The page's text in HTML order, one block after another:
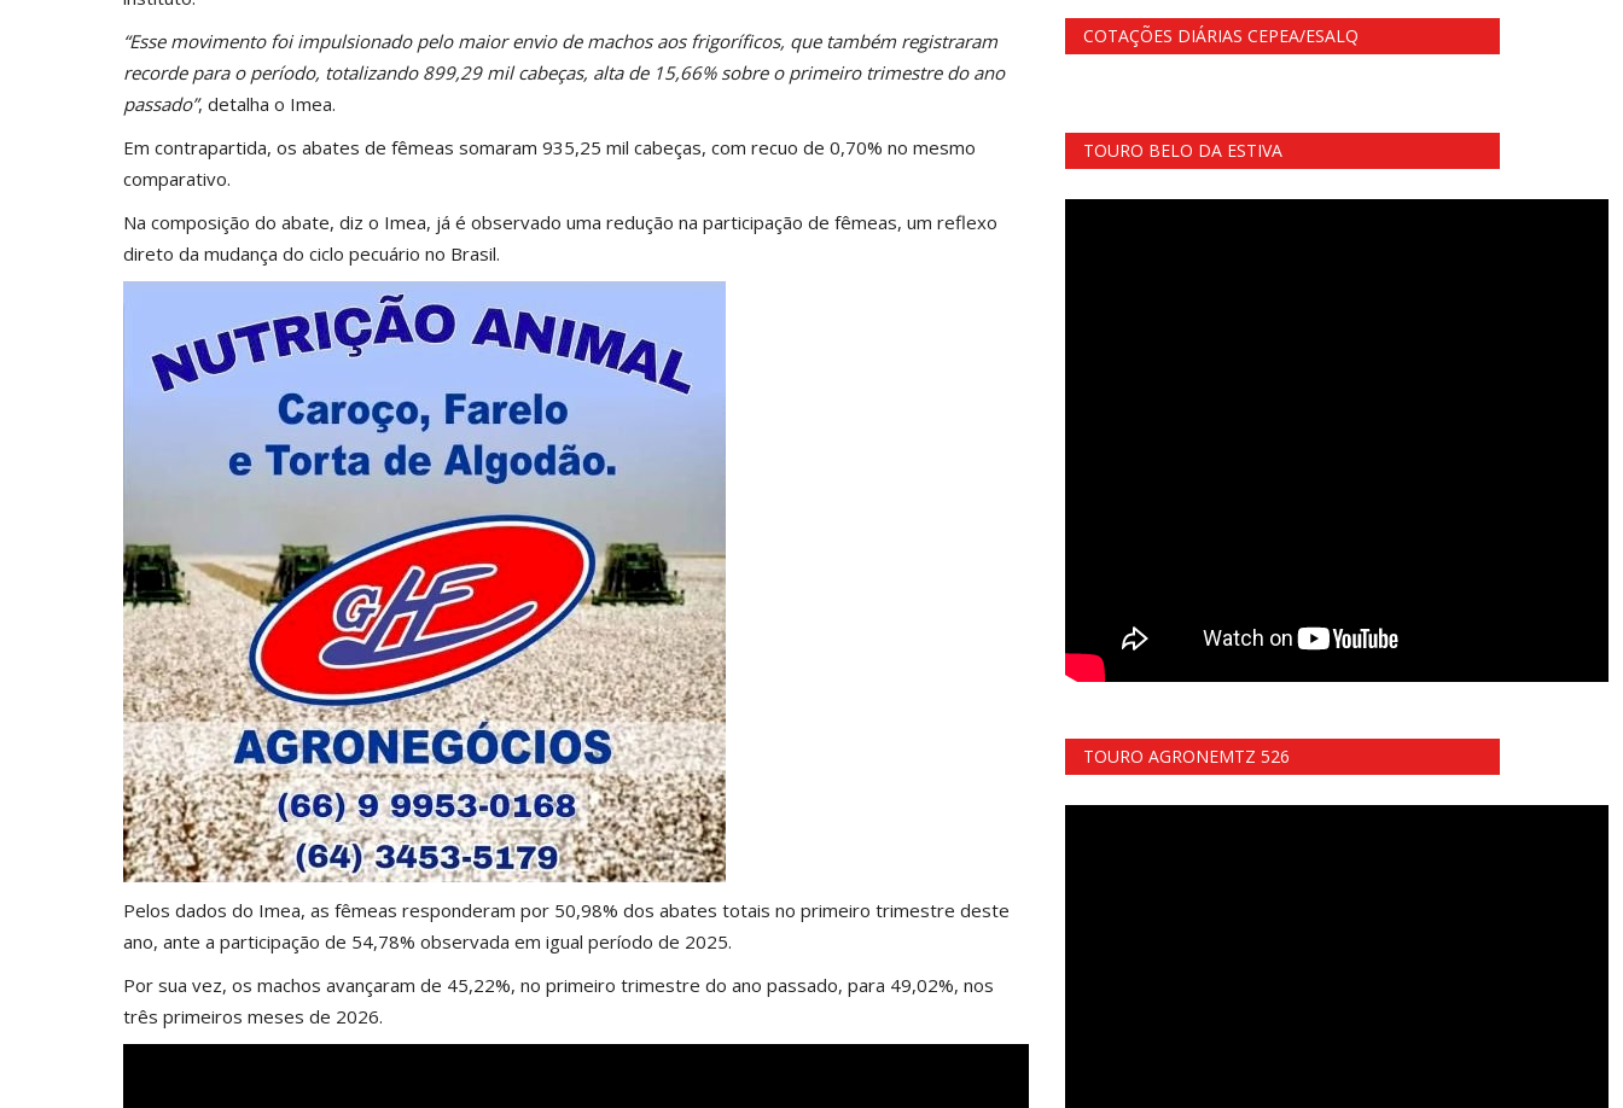
“Esse movimento foi impulsionado pelo maior envio de machos aos frigoríficos, que também registraram
recorde para o período, totalizando 899,29 mil cabeças, alta de 15,66% sobre o primeiro trimestre do ano
passado”, detalha o Imea.
Em contrapartida, os abates de fêmeas somaram 935,25 mil cabeças, com recuo de 0,70% no mesmo
comparativo.
Na composição do abate, diz o Imea, já é observado uma redução na participação de fêmeas, um reflexo
direto da mudança do ciclo pecuário no Brasil.
Pelos dados do Imea, as fêmeas responderam por 50,98% dos abates totais no primeiro trimestre deste
ano, ante a participação de 54,78% observada em igual período de 2025.
Por sua vez, os machos avançaram de 45,22%, no primeiro trimestre do ano passado, para 49,02%, nos
três primeiros meses de 2026.
COTAÇÕES DIÁRIAS CEPEA/ESALQ
TOURO BELO DA ESTIVA
TOURO AGRONEMTZ 526